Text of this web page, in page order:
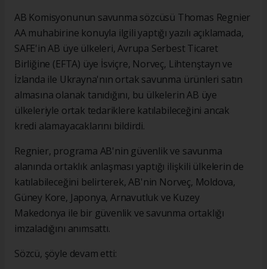
AB Komisyonunun savunma sözcüsü Thomas Regnier
AA muhabirine konuyla ilgili yaptığı yazılı açıklamada,
SAFE'in AB üye ülkeleri, Avrupa Serbest Ticaret
Birliğine (EFTA) üye İsviçre, Norveç, Lihtenştayn ve
İzlanda ile Ukrayna'nın ortak savunma ürünleri satın
almasına olanak tanıdığını, bu ülkelerin AB üye
ülkeleriyle ortak tedariklere katılabileceğini ancak
kredi alamayacaklarını bildirdi.
Regnier, programa AB'nin güvenlik ve savunma
alanında ortaklık anlaşması yaptığı ilişkili ülkelerin de
katılabileceğini belirterek, AB'nin Norveç, Moldova,
Güney Kore, Japonya, Arnavutluk ve Kuzey
Makedonya ile bir güvenlik ve savunma ortaklığı
imzaladığını anımsattı.
Sözcü, şöyle devam etti: